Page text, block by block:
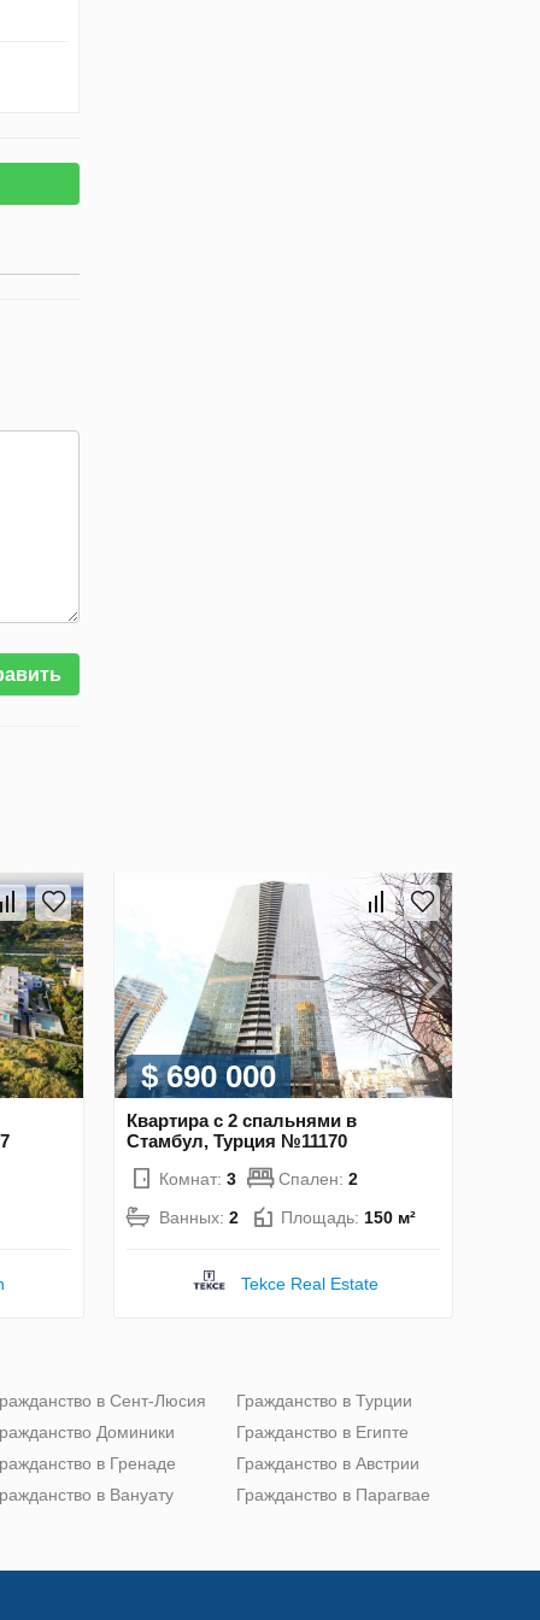
$ 690 000
Квартира с 2 спальнями в
Стамбул, Турция №11170
Комнат: 3 Спален: 2
Ванных: 2 Площадь: 150 м²
Tekce Real Estate
в Сент-Люсия
Доминики
в Гренаде
в Вануату
Гражданство в Турции
Гражданство в Египте
Гражданство в Австрии
Гражданство в Парагвае